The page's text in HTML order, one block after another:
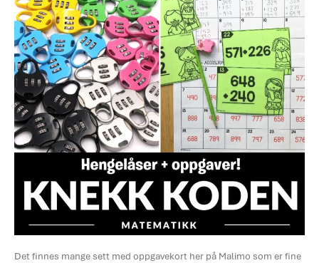
Det finnes mange sett med oppgavekort her på Malimo som er fine